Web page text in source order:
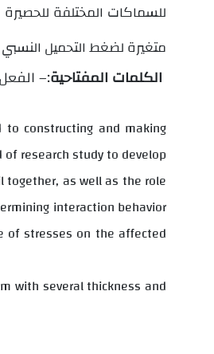
للسماكات المختلفة
متغيرة لضغط التحميل النسبي
الكلمات المفتاحية
constructing and making
research study to develop
as well as the role
interaction behavior
of stresses on the affected
with several thickness and